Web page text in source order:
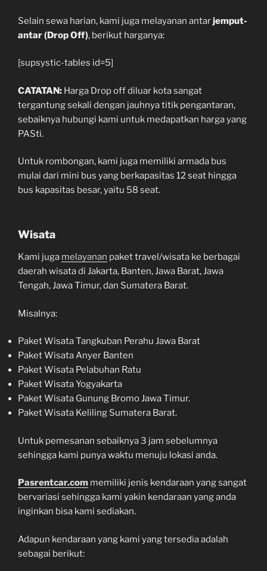
Selain sewa harian, kami juga melayanan antarjemput-
antar (Drop Off), berikut harganya:
[supsystic-tables id=5]
CATATAN: Harga Drop off diluar kota sangat
tergantung sekali dengan jauhnya titik pengantaran,
sebaiknya hubungi kami untuk medapatkan harga yang
PASti.
Untuk rombongan, kami juga memiliki armada bus
mulai dari mini bus yang berkapasitas 12 seat hingga
bus kapasitas besar, yaitu 58 seat.
Wisata
Kami juga melayanan paket travel/wisata ke berbagai
daerah wisata di Jakarta, Banten, Jawa Barat, Jawa
Tengah, Jawa Timur, dan Sumatera Barat.
Misalnya:
Paket Wisata Tangkuban Perahu Jawa Barat
Paket Wisata Anyer Banten
Paket Wisata Pelabuhan Ratu
Paket Wisata Yogyakarta
Paket Wisata Gunung Bromo Jawa Timur.
Paket Wisata Keliling Sumatera Barat.
Untuk pemesanan sebaiknya 3 jam sebelumnya
sehingga kami punya waktu menuju lokasi anda.
Pasrentcar.com memiliki jenis kendaraan yang sangat
bervariasi sehingga kami yakin kendaraan yang anda
inginkan bisa kami sediakan.
Adapun kendaraan yang kami yang tersedia adalah
sebagai berikut: